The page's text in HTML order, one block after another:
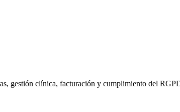
gestión clínica, facturación y cumplimiento del